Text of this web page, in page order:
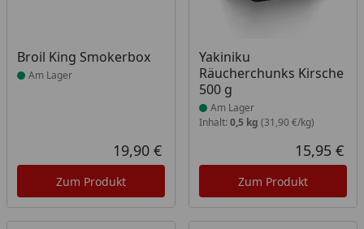
Broil King Smokerbox
Produkt am Lager
Am Lager
Aktueller Preis
19,90 €
Zum Produkt
Yakiniku
Räucherchunks Kirsche
500 g
Produkt am Lager
Am Lager
Inhalt: 0,5 kg (31,90 €/kg)
15,95 €
Zum Produkt